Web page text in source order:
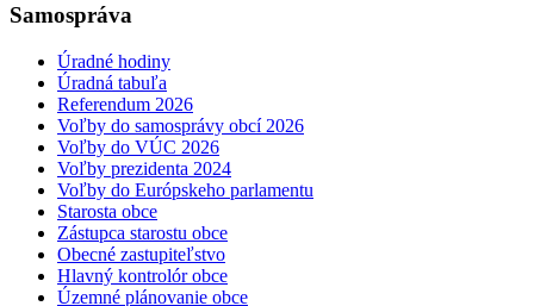
Samospráva
Úradné hodiny
Úradná tabuľa
Referendum 2026
Voľby do samosprávy obcí 2026
Voľby do VÚC 2026
Voľby prezidenta 2024
Voľby do Európskeho parlamentu
Starosta obce
Zástupca starostu obce
Obecné zastupiteľstvo
Hlavný kontrolór obce
Územné plánovanie obce